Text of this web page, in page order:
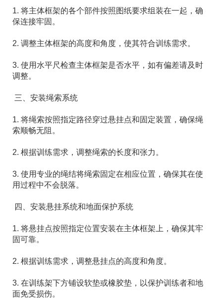
1. 将主体框架的各个部件按照图纸要求组装在一起，确
保连接牢固。
2. 调整主体框架的高度和角度，使其符合训练需求。
3. 使用水平尺检查主体框架是否水平，如有偏差请及时
调整。
三、安装绳索系统
1. 将绳索按照指定路径穿过悬挂点和固定装置，确保绳
索顺畅无阻。
2. 根据训练需求，调整绳索的长度和张力。
3. 使用专业的绳结将绳索固定在相应位置，确保其在使
用过程中不会脱落。
四、安装悬挂系统和地面保护系统
1. 将悬挂点按照指定位置安装在主体框架上，确保其牢
固可靠。
2. 根据训练需求，调整悬挂点的高度和角度。
3. 在训练架下方铺设软垫或橡胶垫，以保护训练者和地
面免受损伤。